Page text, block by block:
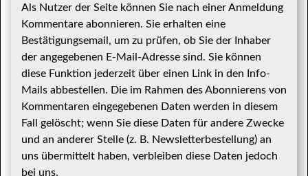
Als Nutzer der Seite können Sie nach einer Anmeldung
Kommentare abonnieren. Sie erhalten eine
Bestätigungsemail, um zu prüfen, ob Sie der Inhaber
der angegebenen E-Mail-Adresse sind. Sie können
diese Funktion jederzeit über einen Link in den Info-
Mails abbestellen. Die im Rahmen des Abonnierens von
Kommentaren eingegebenen Daten werden in diesem
Fall gelöscht; wenn Sie diese Daten für andere Zwecke
und an anderer Stelle (z. B. Newsletterbestellung) an
uns übermittelt haben, verbleiben diese Daten jedoch
bei uns.